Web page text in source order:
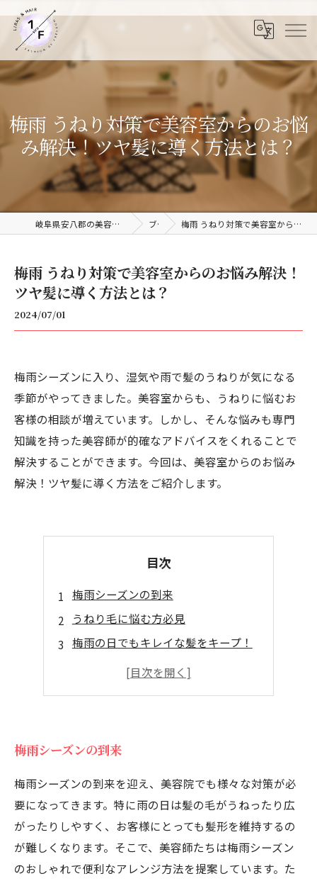
梅雨 うねり対策で美容室からのお悩
み解決！ツヤ髪に導く方法とは？
岐阜県安八郡の美容院ならLiras&Hair 1/F 岐阜安八店 ブログ 梅雨 うねり対策で美容室からのお悩み解決！ツヤ髪に導く方法とは？
梅雨 うねり対策で美容室からのお悩み解決！
ツヤ髪に導く方法とは？
2024/07/01
梅雨シーズンに入り、湿気や雨で髪のうねりが気になる
季節がやってきました。美容室からも、うねりに悩むお
客様の相談が増えています。しかし、そんな悩みも専門
知識を持った美容師が的確なアドバイスをくれることで
解決することができます。今回は、美容室からのお悩み
解決！ツヤ髪に導く方法をご紹介します。
目次
梅雨シーズンの到来
うねり毛に悩む方必見
梅雨の日でもキレイな髪をキープ！
雨の日髪型のお悩みを解消
梅雨シーズンの到来
梅雨シーズンの到来を迎え、美容院でも様々な対策が必
要になってきます。特に雨の日は髪の毛がうねったり広
がったりしやすく、お客様にとっても髪形を維持するの
が難しくなります。そこで、美容師たちは梅雨シーズン
のおしゃれで便利なアレンジ方法を提案しています。た